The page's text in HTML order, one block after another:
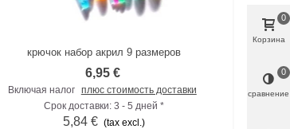
К сравнению
крючок набор акрил 9 размеров
6,95 €
Включая налог плюс стоимость доставки
Срок доставки: 3 - 5 дней *
5,84 € (tax excl.)
Корзина
0
сравнение
0